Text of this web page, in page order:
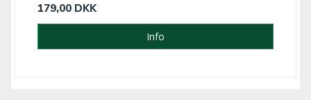
179,00 DKK
Info